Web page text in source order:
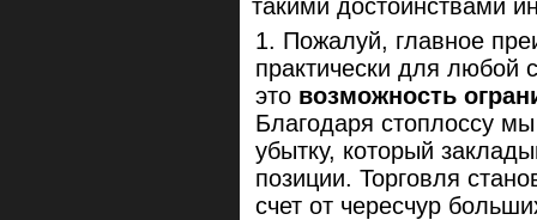
такими достоинствами
Пожалуй, главное
практически для любой
это возможность
Благодаря стоплоссу
убытку, который
позиции. Торговля
счет от чересчур